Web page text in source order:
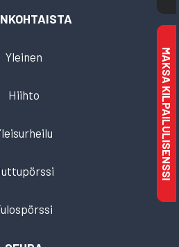
Yleinen
Hiihto MAKSA KILPAILULISENSSI